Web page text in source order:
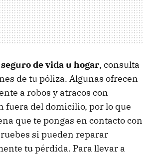
seguro de vida u hogar, consulta
de tu póliza. Algunas ofrecen
a robos y atracos con
fuera del domicilio, por lo que
que te pongas en contacto con
si pueden reparar
tu pérdida. Para llevar a